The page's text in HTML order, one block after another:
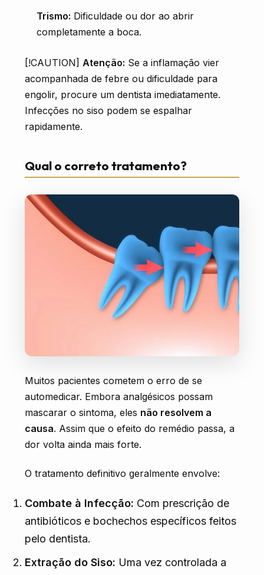
Trismo: Dificuldade ou dor ao abrir
completamente a boca.
[!CAUTION] Atenção: Se a inflamação vier
acompanhada de febre ou dificuldade para
engolir, procure um dentista imediatamente.
Infecções no siso podem se espalhar
rapidamente.
Qual o correto tratamento?
Muitos pacientes cometem o erro de se
automedicar. Embora analgésicos possam
mascarar o sintoma, eles não resolvem a
causa. Assim que o efeito do remédio passa, a
dor volta ainda mais forte.
O tratamento definitivo geralmente envolve:
Combate à Infecção: Com prescrição de
antibióticos e bochechos específicos feitos
pelo dentista.
Extração do Siso: Uma vez controlada a